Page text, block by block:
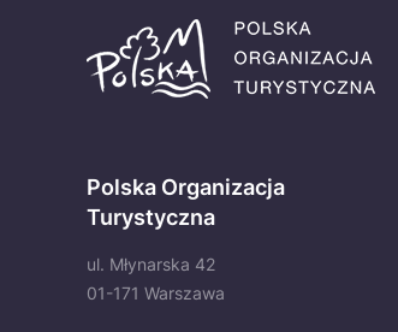
Polska Organizacja
Turystyczna
ul. Młynarska 42
01-171 Warszawa